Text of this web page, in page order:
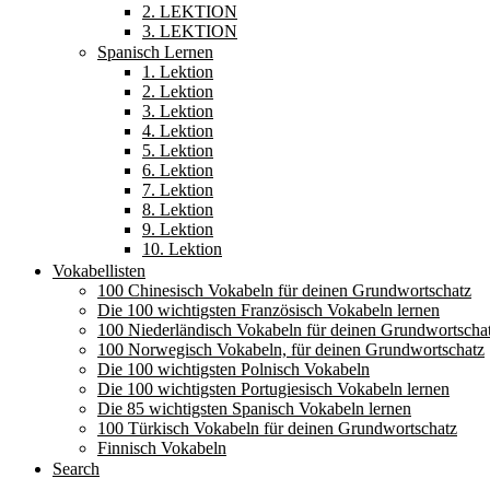
2. LEKTION
3. LEKTION
Spanisch Lernen
1. Lektion
2. Lektion
3. Lektion
4. Lektion
5. Lektion
6. Lektion
7. Lektion
8. Lektion
9. Lektion
10. Lektion
Vokabellisten
100 Chinesisch Vokabeln für deinen Grundwortschatz
Die 100 wichtigsten Französisch Vokabeln lernen
100 Niederländisch Vokabeln für deinen
100 Norwegisch Vokabeln, für deinen Grundwortschatz
Die 100 wichtigsten Polnisch Vokabeln
Die 100 wichtigsten Portugiesisch Vokabeln lernen
Die 85 wichtigsten Spanisch Vokabeln lernen
100 Türkisch Vokabeln für deinen Grundwortschatz
Finnisch Vokabeln
Search